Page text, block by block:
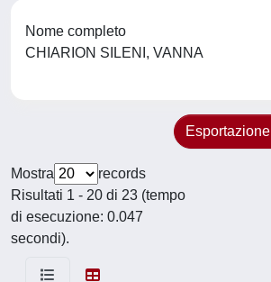
Nome completo
CHIARION SILENI, VANNA
Esportazione
Mostra
records
Risultati 1 - 20 di 23 (tempo
di esecuzione: 0.047
secondi).